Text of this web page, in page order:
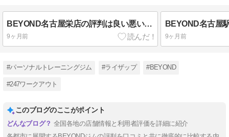
BEYOND名古屋栄店の評判は良い悪い？他社と比較しながら口コミを徹底評価！
9ヶ月前 9ヶ月前
#パーソナルトレーニングジム #ライザップ #BEYOND
#247ワークアウト
このブログのここがポイント
全国各地の店舗情報と利用者評価を詳細に紹介